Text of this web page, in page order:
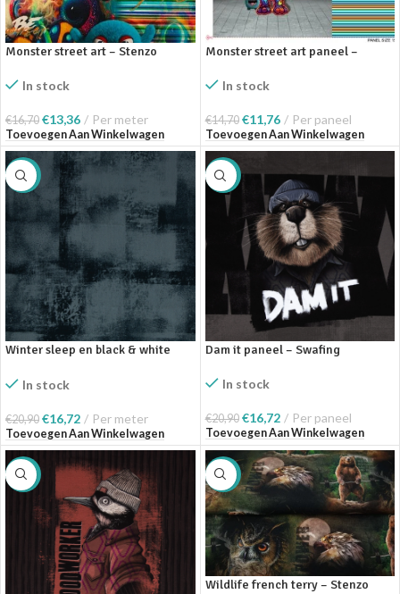
Monster street art – Stenzo
In stock
€16,70 €13,36 Per meter
Toevoegen Aan Winkelwagen
Monster street art paneel –
In stock
€14,70 €11,76 Per paneel
Toevoegen Aan Winkelwagen
SALE
Winter sleep en black & white
In stock
€20,90 €16,72 Per meter
Toevoegen Aan Winkelwagen
SALE
Dam it paneel – Swafing
In stock
€20,90 €16,72 Per paneel
Toevoegen Aan Winkelwagen
SALE SALE
Wildlife french terry – Stenzo